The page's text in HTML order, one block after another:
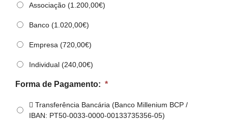
Associação (1.200,00€)
Banco (1.020,00€)
Empresa (720,00€)
Individual (240,00€)
Forma de Pagamento: *
 Transferência Bancária (Banco Millenium BCP /
IBAN: PT50-0033-0000-00133735356-05)